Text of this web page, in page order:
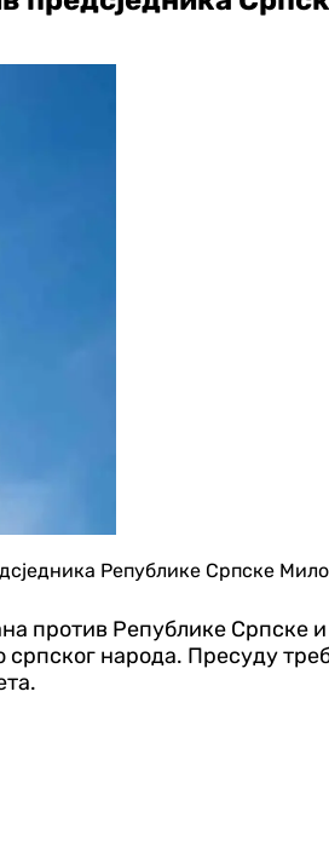
Републике Српске
против Републике Српске
народа. Пресуду